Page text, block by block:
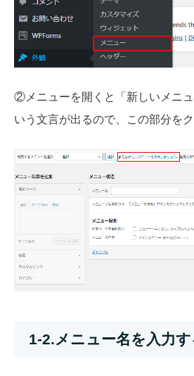
②メニューを開くと「新しいメニ
いう文言が出るので、この部分を
1-2.メニュー名を入力す